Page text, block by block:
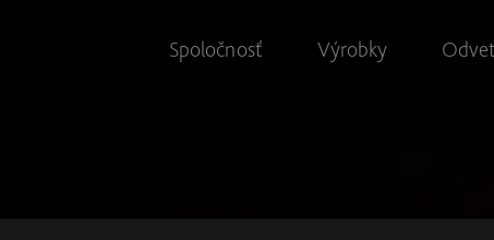
Spoločnosť Výrobky